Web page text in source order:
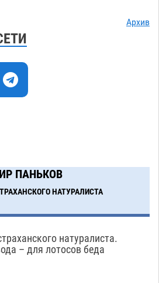
в Астрахани скончались
суд оценил четыре удара по
в сто тысяч рублей
открыли смену по
Архив
ПАНЬКОВ
НАТУРАЛИСТА
натуралиста.
– для лотосов беда